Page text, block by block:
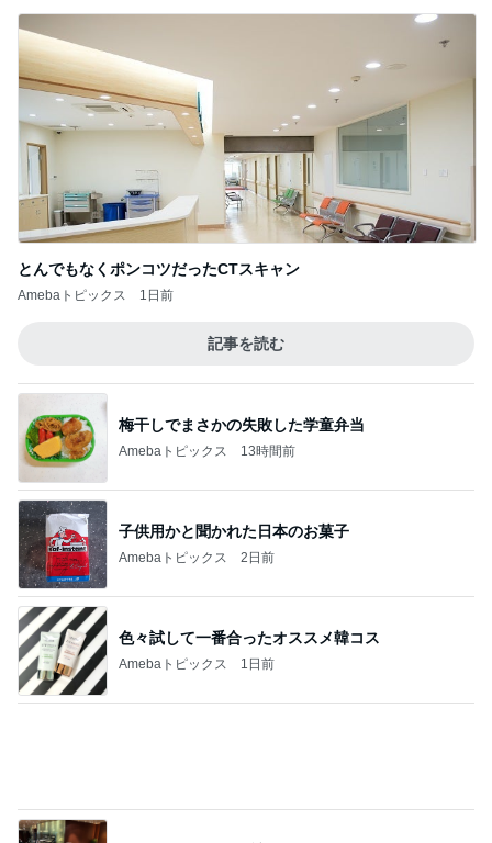
とんでもなくポンコツだったCTスキャン
Amebaトピックス 1日前
記事を読む
梅干しでまさかの失敗した学童弁当
Amebaトピックス 13時間前
Amebaトピックス 2日前
色々試して一番合ったオススメ韓コス
Amebaトピックス 1日前
パパが買う三女の希望のピアノ
Amebaトピックス 1日前